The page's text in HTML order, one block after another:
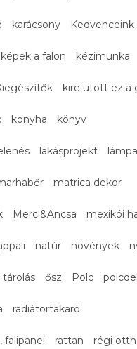
karácsony Kedvenceink
képek a falon kézimunka
kire ütött ez a
konyha könyv
lakásprojekt lámpa
matrica dekor
Merci&Ancsa mexikói
natúr növények
tárolás ősz Polc
radiátortakaró
falipanel rattan régi